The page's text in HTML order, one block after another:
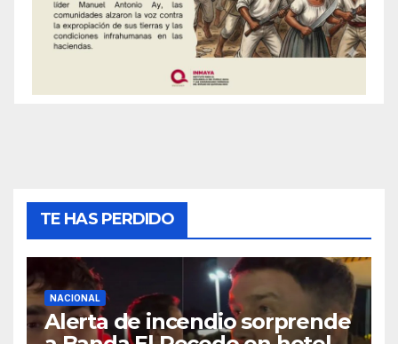
TE HAS PERDIDO
NACIONAL
Alerta de incendio sorprende